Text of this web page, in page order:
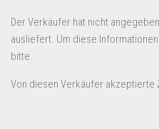
Der Verkäufer hat nicht
ausliefert. Um diese
bitte.
Von diesen Verkäufer akzeptierte